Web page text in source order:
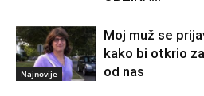
Najnovije
Moj muž se
kako bi otkrio
od nas